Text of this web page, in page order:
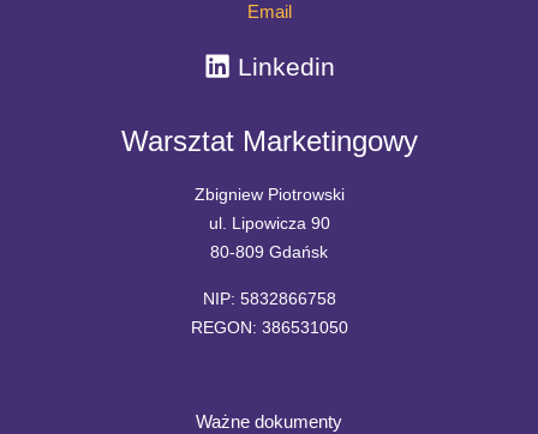
Email
Linkedin
Warsztat Marketingowy
Zbigniew Piotrowski
ul. Lipowicza 90
80-809 Gdańsk
NIP: 5832866758
REGON: 386531050
Ważne dokumenty